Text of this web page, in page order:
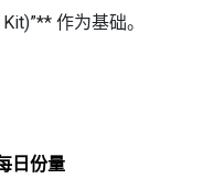
作为基础。
日份量